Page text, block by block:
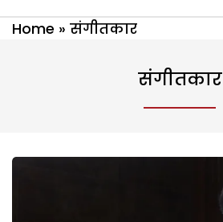
Home » संगीतकार
संगीतकार